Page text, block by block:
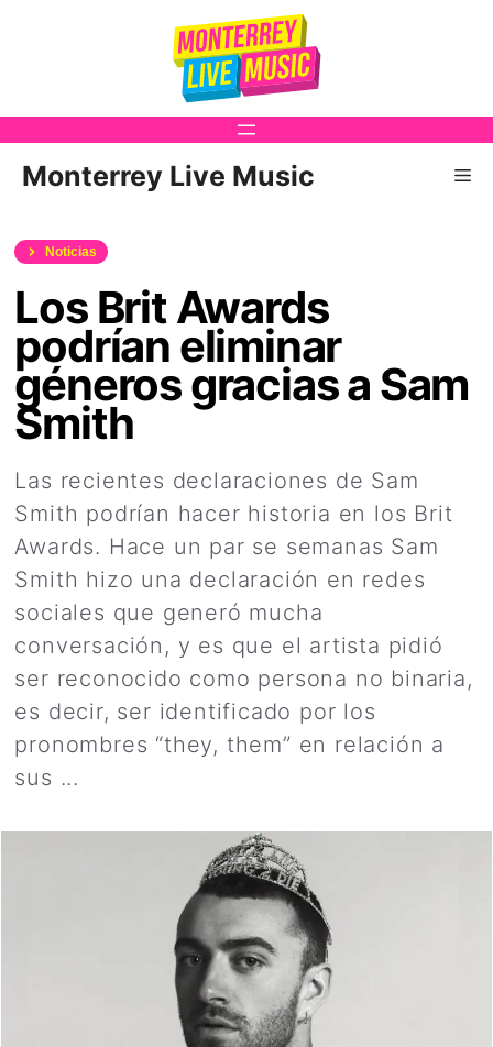
Monterrey Live Music
Noticias
Los Brit Awards
podrían eliminar
géneros gracias a Sam
Smith
Las recientes declaraciones de Sam
Smith podrían hacer historia en los Brit
Awards. Hace un par se semanas Sam
Smith hizo una declaración en redes
sociales que generó mucha
conversación, y es que el artista pidió
ser reconocido como persona no binaria,
es decir, ser identificado por los
pronombres “they, them” en relación a
sus ...